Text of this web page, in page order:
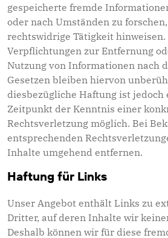
gespeicherte fremde
oder nach Umständen zu
rechtswidrige Tätigkeit hinweisen.
Verpflichtungen zur Entfernung
Nutzung von Informationen nach
Gesetzen bleiben hiervon
diesbezügliche Haftung ist jedoch
Zeitpunkt der Kenntnis einer
Rechtsverletzung möglich. Bei
entsprechenden
Inhalte umgehend entfernen.
Haftung für Links
Unser Angebot enthält Links zu
Dritter, auf deren Inhalte wir
Deshalb können wir für diese